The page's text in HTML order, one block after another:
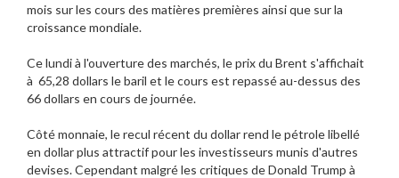
mois sur les cours des matières premières ainsi que sur la
croissance mondiale.
Ce lundi à l'ouverture des marchés, le prix du Brent s'affichait
à 65,28 dollars le baril et le cours est repassé au-dessus des
66 dollars en cours de journée.
Côté monnaie, le recul récent du dollar rend le pétrole libellé
en dollar plus attractif pour les investisseurs munis d'autres
devises. Cependant malgré les critiques de Donald Trump à